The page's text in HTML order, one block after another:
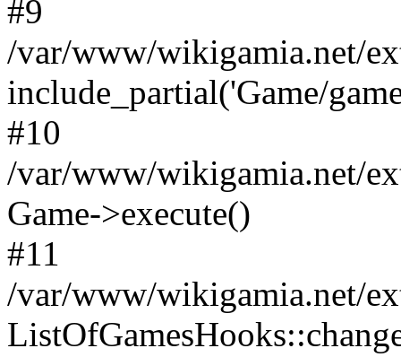
#9
/var/www/wikigamia.net/
include_partial('Game/
#10
/var/www/wikigamia.net/
Game->execute()
#11
/var/www/wikigamia.net/